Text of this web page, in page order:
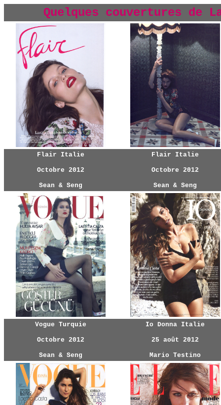
Quelques couvertures de
Flair Italie
Octobre 2012
Sean & Seng
Flair Italie
Octobre 2012
Sean & Seng
Vogue Turquie
Octobre 2012
Sean & Seng
Io Donna Italie
25 août 2012
Mario Testino